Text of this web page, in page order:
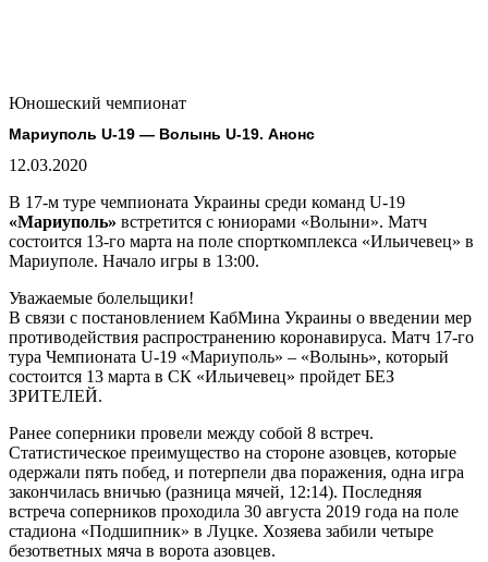
Юношеский чемпионат
Мариуполь U-19 — Волынь U-19. Анонс
12.03.2020
В 17-м туре чемпионата Украины среди команд U-19
«Мариуполь» встретится с юниорами «Волыни». Матч
состоится 13-го марта на поле спорткомплекса «Ильичевец» в
Мариуполе. Начало игры в 13:00.
Уважаемые болельщики!
В связи с постановлением КабМина Украины о введении мер
противодействия распространению коронавируса. Матч 17-го
тура Чемпионата U-19 «Мариуполь» – «Волынь», который
состоится 13 марта в СК «Ильичевец» пройдет БЕЗ
ЗРИТЕЛЕЙ.
Ранее соперники провели между собой 8 встреч.
Статистическое преимущество на стороне азовцев, которые
одержали пять побед, и потерпели два поражения, одна игра
закончилась вничью (разница мячей, 12:14). Последняя
встреча соперников проходила 30 августа 2019 года на поле
стадиона «Подшипник» в Луцке. Хозяева забили четыре
безответных мяча в ворота азовцев.